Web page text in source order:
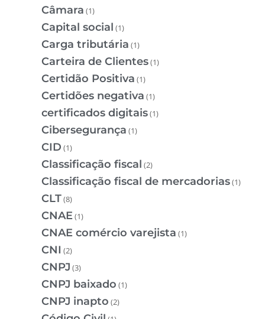
Câmara (1)
Capital social (1)
Carga tributária (1)
Carteira de Clientes(1)
Certidão Positiva (1)
Certidões negativa (1)
certificados digitais(1)
Cibersegurança (1)
CID (1)
Classificação fiscal (2)
Classificação fiscal de mercadorias(1)
CLT(8)
CNAE(1)
CNAE comércio varejista (1)
CNI (2)
CNPJ (3)
CNPJ baixado (1)
CNPJ inapto (2)